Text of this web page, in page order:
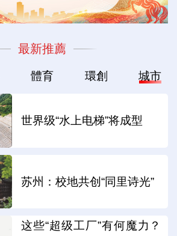
最新推薦
體育 環創 城市
世界级“水上电梯”将成型
苏州：校地共创“同里诗光”
这些“超级工厂”有何魔力？